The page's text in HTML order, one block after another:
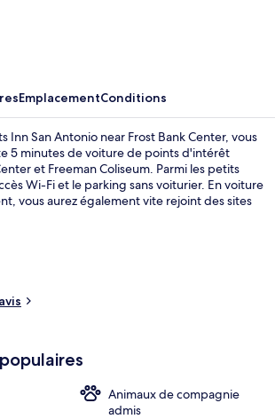
EmplacementConditions
Inn San Antonio near Frost Bank Center, vous
5 minutes de voiture de points d'intérêt
et Freeman Coliseum. Parmi les petits
Wi-Fi et le parking sans voiturier. En voiture
vous aurez également vite rejoint des sites
Animaux de compagnie
admis